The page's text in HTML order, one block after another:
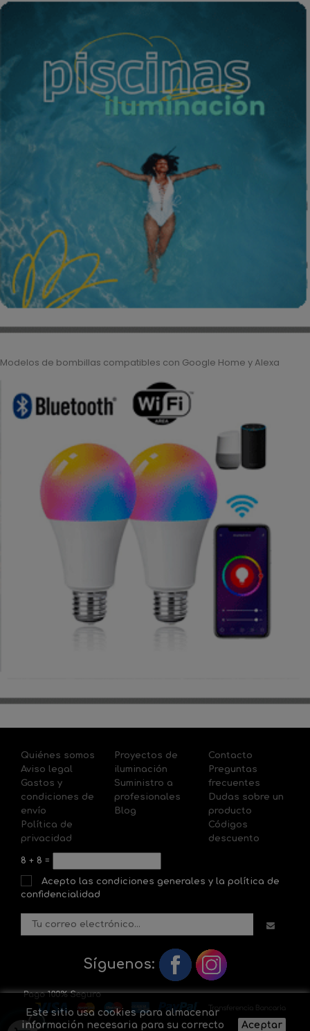
Modelos de bombillas compatibles con Google Home y Alexa
Quiénes somos
Aviso legal
Gastos y
condiciones de
envío
Política de
privacidad
Proyectos de
iluminación
Suministro a
profesionales
Blog
Contacto
Preguntas
frecuentes
Dudas sobre un
producto
Códigos
descuento
8 + 8 =
Acepto las condiciones generales y la política de
confidencialidad
Síguenos:
Este sitio usa cookies para almacenar
información necesaria para su correcto
Aceptar